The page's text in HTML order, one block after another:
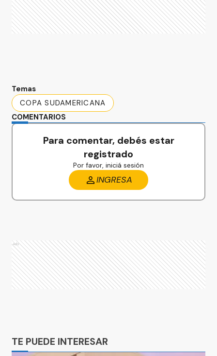
Temas
COPA SUDAMERICANA
COMENTARIOS
Para comentar, debés estar
registrado
Por favor, iniciá sesión
INGRESA
Ads
TE PUEDE INTERESAR